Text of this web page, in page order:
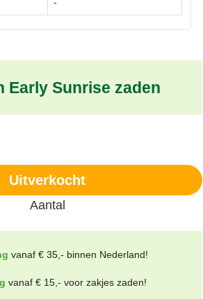
Early Sunrise zaden
Uitverkocht
Aantal
vanaf € 35,- binnen Nederland!
vanaf € 15,- voor zakjes zaden!